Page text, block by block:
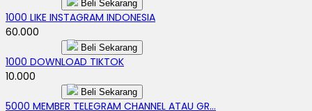
Beli Sekarang
1000 LIKE INSTAGRAM INDONESIA
60.000
Beli Sekarang
1000 DOWNLOAD TIKTOK
10.000
Beli Sekarang
5000 MEMBER TELEGRAM CHANNEL ATAU GR...